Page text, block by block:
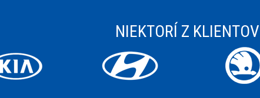
NIEKTORÍ Z KLIENTOV